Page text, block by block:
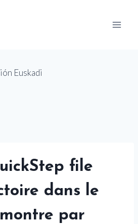
file
dans le
par